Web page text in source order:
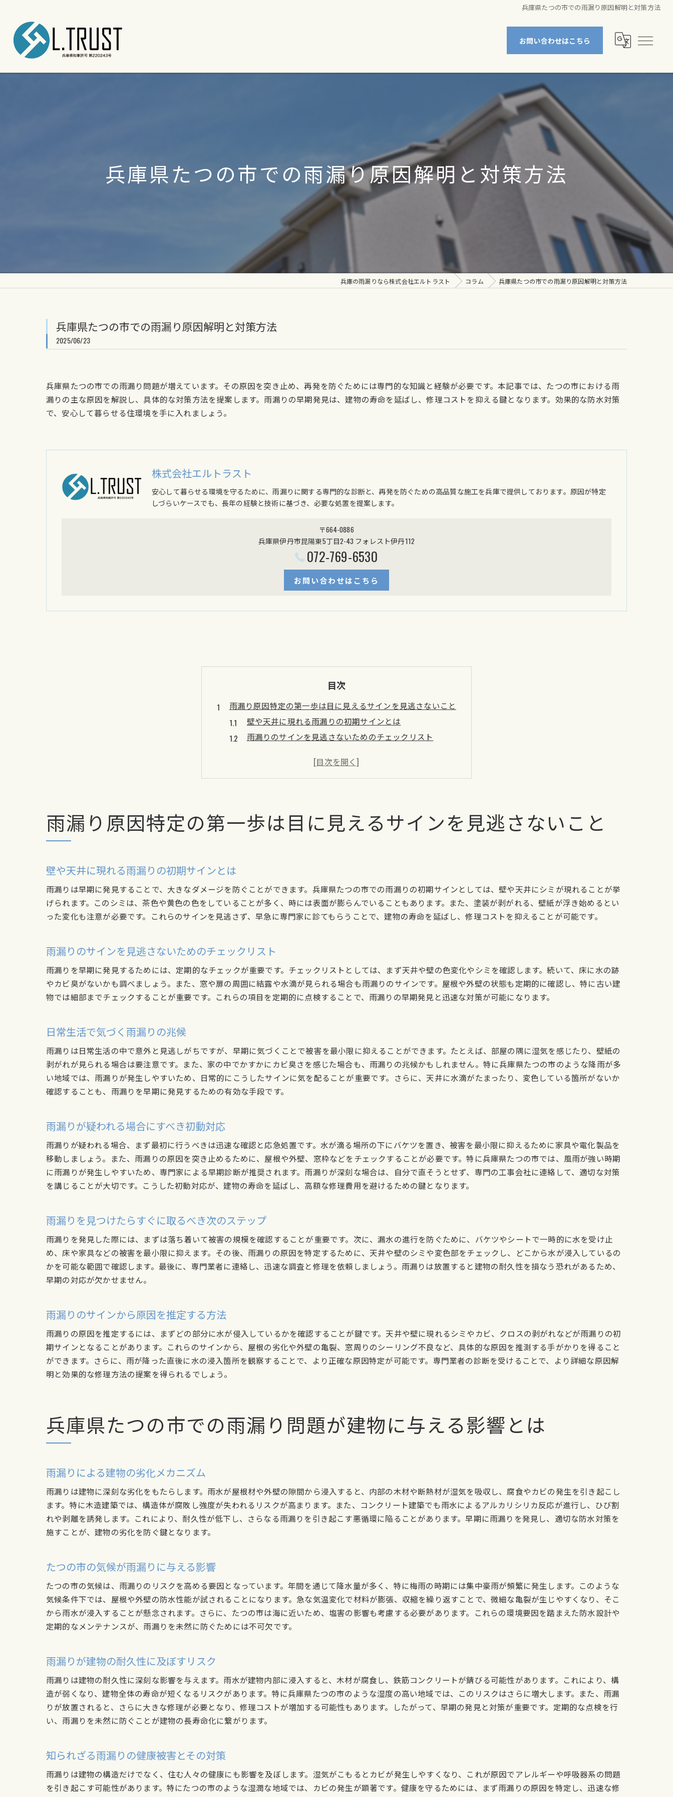
兵庫県たつの市での雨漏り原因解明と対策方法
お問い合わせはこちら
兵庫県たつの市での雨漏り原因解明と対策方法
兵庫の雨漏りなら株式会社エルトラスト コラム 兵庫県たつの市での雨漏り原因解明と対策方法
兵庫県たつの市での雨漏り原因解明と対策方法
2025/06/23
兵庫県たつの市での雨漏り問題が増えています。その原因を突き止め、再発を防ぐためには専門的な知識と経験が必要です。本記事では、たつの市における雨
漏りの主な原因を解説し、具体的な対策方法を提案します。雨漏りの早期発見は、建物の寿命を延ばし、修理コストを抑える鍵となります。効果的な防水対策
で、安心して暮らせる住環境を手に入れましょう。
株式会社エルトラスト
安心して暮らせる環境を守るために、雨漏りに関する専門的な診断と、再発を防ぐための高品質な施工を兵庫で提供しております。原因が特定
しづらいケースでも、長年の経験と技術に基づき、必要な処置を提案します。
〒664-0886
兵庫県伊丹市昆陽東5丁目2-43 フォレスト伊丹112
072-769-6530
お問い合わせはこちら
目次
雨漏り原因特定の第一歩は目に見えるサインを見逃さないこと
壁や天井に現れる雨漏りの初期サインとは
雨漏りのサインを見逃さないためのチェックリスト
雨漏りが疑われる場合にすべき初動対応
兵庫県たつの市での雨漏り問題が建物に与える影響とは
雨漏りによる建物の劣化メカニズム
雨漏り放置がもたらす長期的なダメージ
たつの市特有の雨漏り被害事例と教訓
専門家が語る雨漏り対策の具体的手順とその効果
実際の修理現場から学ぶ効果的な方法
雨漏りの原因別に異なる対策アプローチ
専門的な雨漏り診断の流れとその重要性
プロの技術が光る雨漏り修理の実例
定期メンテナンスで雨漏りを未然に防ぐ方法
雨漏り防止のためのチェックポイント
長持ちする防水施工のための日常的ケア
雨漏り再発を防ぐメンテナンス技術
雨漏りを未然に防ぐための建物チェックポイント
雨漏り予防のための建物外観チェックポイント
雨漏りを防ぐための屋根と外壁のメンテナンス
雨漏りを防ぐ窓枠やドアの点検方法
雨漏り防止のための屋根材別チェック方法
雨漏りを防ぐための季節ごとの点検項目
雨漏り修理の成功事例から学ぶ効果的な対策法
成功事例に見る雨漏り修理の鍵
たつの市での成功事例から学ぶ雨漏り対策
たつの市での雨漏り原因を特定する最新技術の紹介
最新テクノロジーで雨漏り問題を早期解決
たつの市で導入される革新的雨漏り診断技術
雨漏り発生時の初期対応マニュアル
雨漏り被害を最小限に抑えるための即時対応
雨漏り原因特定の第一歩は目に見えるサインを見逃さないこと
壁や天井に現れる雨漏りの初期サインとは
雨漏りは早期に発見することで、大きなダメージを防ぐことができます。兵庫県たつの市での雨漏りの初期サインとしては、壁や天井にシミが現れることが挙
げられます。このシミは、茶色や黄色の色をしていることが多く、時には表面が膨らんでいることもあります。また、塗装が剥がれる、壁紙が浮き始めるとい
った変化も注意が必要です。これらのサインを見逃さず、早急に専門家に診てもらうことで、建物の寿命を延ばし、修理コストを抑えることが可能です。
雨漏りのサインを見逃さないためのチェックリスト
雨漏りを早期に発見するためには、定期的なチェックが重要です。チェックリストとしては、まず天井や壁の色変化やシミを確認します。続いて、床に水の跡
やカビ臭がないかも調べましょう。また、窓や扉の周囲に結露や水滴が見られる場合も雨漏りのサインです。屋根や外壁の状態も定期的に確認し、特に古い建
物では細部までチェックすることが重要です。これらの項目を定期的に点検することで、雨漏りの早期発見と迅速な対策が可能になります。
日常生活で気づく雨漏りの兆候
雨漏りは日常生活の中で意外と見逃しがちですが、早期に気づくことで被害を最小限に抑えることができます。たとえば、部屋の隅に湿気を感じたり、壁紙の
剥がれが見られる場合は要注意です。また、家の中でかすかにカビ臭さを感じた場合も、雨漏りの兆候かもしれません。特に兵庫県たつの市のような降雨が多
い地域では、雨漏りが発生しやすいため、日常的にこうしたサインに気を配ることが重要です。さらに、天井に水滴がたまったり、変色している箇所がないか
確認することも、雨漏りを早期に発見するための有効な手段です。
雨漏りが疑われる場合にすべき初動対応
雨漏りが疑われる場合、まず最初に行うべきは迅速な確認と応急処置です。水が滴る場所の下にバケツを置き、被害を最小限に抑えるために家具や電化製品を
移動しましょう。また、雨漏りの原因を突き止めるために、屋根や外壁、窓枠などをチェックすることが必要です。特に兵庫県たつの市では、風雨が強い時期
に雨漏りが発生しやすいため、専門家による早期診断が推奨されます。雨漏りが深刻な場合は、自分で直そうとせず、専門の工事会社に連絡して、適切な対策
を講じることが大切です。こうした初動対応が、建物の寿命を延ばし、高額な修理費用を避けるための鍵となります。
雨漏りを見つけたらすぐに取るべき次のステップ
雨漏りを発見した際には、まずは落ち着いて被害の規模を確認することが重要です。次に、漏水の進行を防ぐために、バケツやシートで一時的に水を受け止
め、床や家具などの被害を最小限に抑えます。その後、雨漏りの原因を特定するために、天井や壁のシミや変色部をチェックし、どこから水が浸入しているの
かを可能な範囲で確認します。最後に、専門業者に連絡し、迅速な調査と修理を依頼しましょう。雨漏りは放置すると建物の耐久性を損なう恐れがあるため、
早期の対応が欠かせません。
雨漏りのサインから原因を推定する方法
雨漏りの原因を推定するには、まずどの部分に水が侵入しているかを確認することが鍵です。天井や壁に現れるシミやカビ、クロスの剥がれなどが雨漏りの初
期サインとなることがあります。これらのサインから、屋根の劣化や外壁の亀裂、窓周りのシーリング不良など、具体的な原因を推測する手がかりを得ること
ができます。さらに、雨が降った直後に水の浸入箇所を観察することで、より正確な原因特定が可能です。専門業者の診断を受けることで、より詳細な原因解
明と効果的な修理方法の提案を得られるでしょう。
兵庫県たつの市での雨漏り問題が建物に与える影響とは
雨漏りによる建物の劣化メカニズム
雨漏りは建物に深刻な劣化をもたらします。雨水が屋根材や外壁の隙間から浸入すると、内部の木材や断熱材が湿気を吸収し、腐食やカビの発生を引き起こし
ます。特に木造建築では、構造体が腐敗し強度が失われるリスクが高まります。また、コンクリート建築でも雨水によるアルカリシリカ反応が進行し、ひび割
れや剥離を誘発します。これにより、耐久性が低下し、さらなる雨漏りを引き起こす悪循環に陥ることがあります。早期に雨漏りを発見し、適切な防水対策を
施すことが、建物の劣化を防ぐ鍵となります。
たつの市の気候が雨漏りに与える影響
たつの市の気候は、雨漏りのリスクを高める要因となっています。年間を通じて降水量が多く、特に梅雨の時期には集中豪雨が頻繁に発生します。このような
気候条件下では、屋根や外壁の防水性能が試されることになります。急な気温変化で材料が膨張、収縮を繰り返すことで、微細な亀裂が生じやすくなり、そこ
から雨水が浸入することが懸念されます。さらに、たつの市は海に近いため、塩害の影響も考慮する必要があります。これらの環境要因を踏まえた防水設計や
定期的なメンテナンスが、雨漏りを未然に防ぐためには不可欠です。
雨漏りが建物の耐久性に及ぼすリスク
雨漏りは建物の耐久性に深刻な影響を与えます。雨水が建物内部に浸入すると、木材が腐食し、鉄筋コンクリートが錆びる可能性があります。これにより、構
造が弱くなり、建物全体の寿命が短くなるリスクがあります。特に兵庫県たつの市のような湿度の高い地域では、このリスクはさらに増大します。また、雨漏
りが放置されると、さらに大きな修理が必要となり、修理コストが増加する可能性もあります。したがって、早期の発見と対策が重要です。定期的な点検を行
い、雨漏りを未然に防ぐことが建物の長寿命化に繋がります。
知られざる雨漏りの健康被害とその対策
雨漏りは建物の構造だけでなく、住む人々の健康にも影響を及ぼします。湿気がこもるとカビが発生しやすくなり、これが原因でアレルギーや呼吸器系の問題
を引き起こす可能性があります。特にたつの市のような湿潤な地域では、カビの発生が顕著です。健康を守るためには、まず雨漏りの原因を特定し、迅速な修
お問い合わせはこちら
お問い合わせはこちら